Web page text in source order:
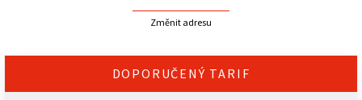
Kontakt
Změnit adresu
DOPORUČENÝ TARIF